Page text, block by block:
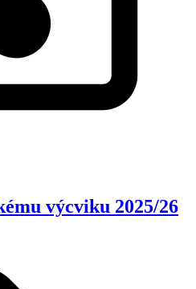
výcviku 2025/26